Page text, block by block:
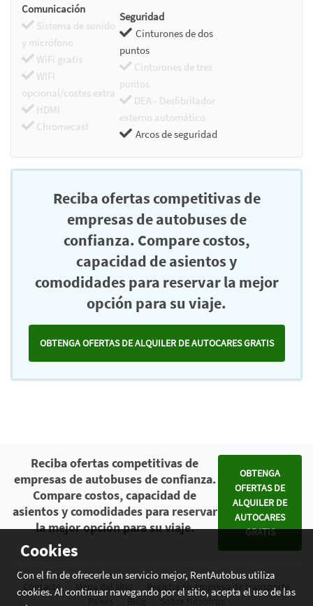
Comunicación
Sistema de sonido
y micrófono
WiFi gratis
WIFI
opcional/costes extra
HDMI
Chromecast
Seguridad
Cinturones de dos
puntos
Cinturones de tres
puntos
DEA - Desfibrilador
externo automático
Arcos de seguridad
Reciba ofertas competitivas de
empresas de autobuses de
confianza. Compare costos,
capacidad de asientos y
comodidades para reservar la mejor
opción para su viaje.
OBTENGA OFERTAS DE ALQUILER DE AUTOCARES GRATIS
Cookies
Con el fin de ofrecerle un servicio mejor, RentAutobus utiliza
cookies. Al continuar navegando por el sitio, acepta el uso de las
Reciba ofertas competitivas de
empresas de autobuses de confianza.
Compare costos, capacidad de
asientos y comodidades para reservar
la mejor opción para su viaje.
OBTENGA
OFERTAS DE
ALQUILER DE
AUTOCARES
GRATIS
Contacto Mapa del sitio
Registre su empresa de transporte
Blog Sobre Nosotros